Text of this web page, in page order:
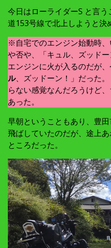
今日はローライダーS と言
道153号線で北上しようと決
※自宅でのエンジン始動時
や否や、「キュル、ズッド
エンジンに火が入るのだが
ル、ズッドーン！」だった
らない感覚なんだろうけど
あった。
早朝ということもあり、豊
飛ばしていたのだが、途上
ところだった。